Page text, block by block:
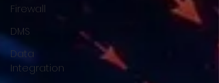
Firewall
DMS
Data
Integration